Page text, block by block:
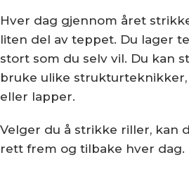
Hver dag gjennom året
liten del av teppet. Du lager
stort som du selv vil. Du kan
bruke ulike
eller lapper.
Velger du å strikke riller, kan
rett frem og tilbake hver dag.